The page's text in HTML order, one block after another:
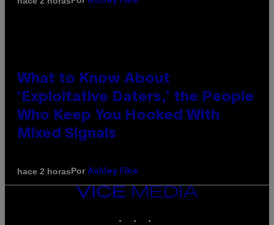
What to Know About
‘Exploitative Daters,’ the People
Who Keep You Hooked With
Mixed Signals
hace 2 horasPor Ashley Fike
VICE